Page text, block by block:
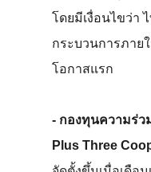
โดยมีเงื่อนไขว่า
กระบวนการภาย
โอกาสแรก
- กองทุนความร่ว
Plus Three